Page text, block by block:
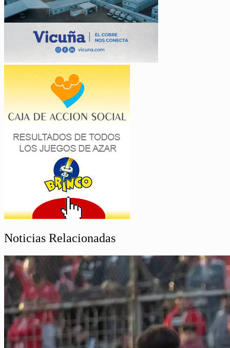
Noticias Relacionadas